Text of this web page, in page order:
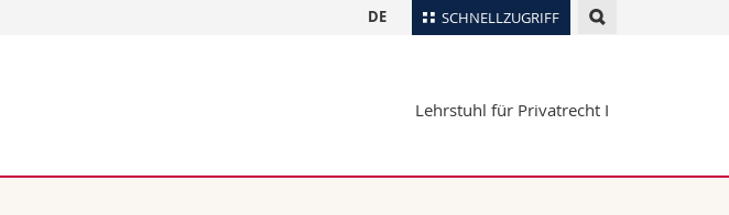
SCHNELLZUGRIFF
Forschende
Ortsplan
Webmail
DE
Lehrstuhl für Privatrecht I